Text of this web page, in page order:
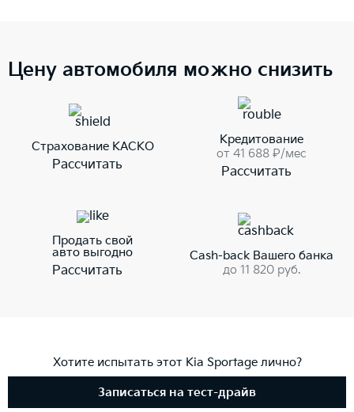
Цену автомобиля можно снизить
Страхование КАСКО
Рассчитать
Кредитование
от 41 688 ₽/мес
Рассчитать
Продать свой
авто выгодно
Рассчитать
Cash-back Вашего банка
до 11 820 руб.
Записаться на тест-драйв
Хотите испытать этот Kia Sportage лично?